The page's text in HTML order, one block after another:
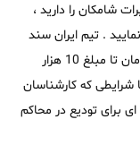
شامکان را دارید ،
. تیم ایران سند
توانایی تامین وثیقه اجاره ای از مبلغ 1 میلیارد تومان تا مبلغ 10 هزار
شرایطی که کارشناسان
ای برای تودیع در محاکم